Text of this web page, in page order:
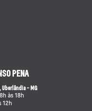
PENA
- MG
às 18h
12h